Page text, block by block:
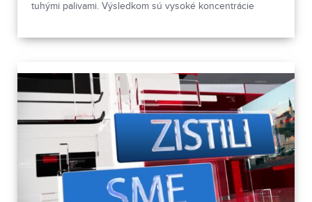
tuhými palivami. Výsledkom sú vysoké koncentrácie